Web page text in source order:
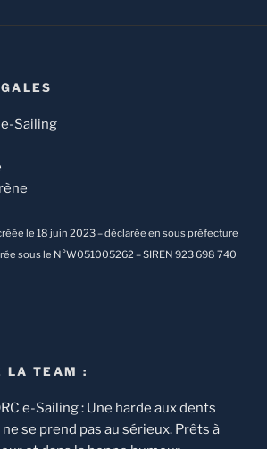
Sailing
le 18 juin 2023 – déclarée en sous préfecture
sous le N°W051005262 – SIREN 923 698 740
LA TEAM :
e-Sailing : Une harde aux dents
se prend pas au sérieux. Prêts à